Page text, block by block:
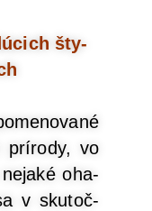
šty­
prí­ro­dy, vo
oha­
v sku­toč­